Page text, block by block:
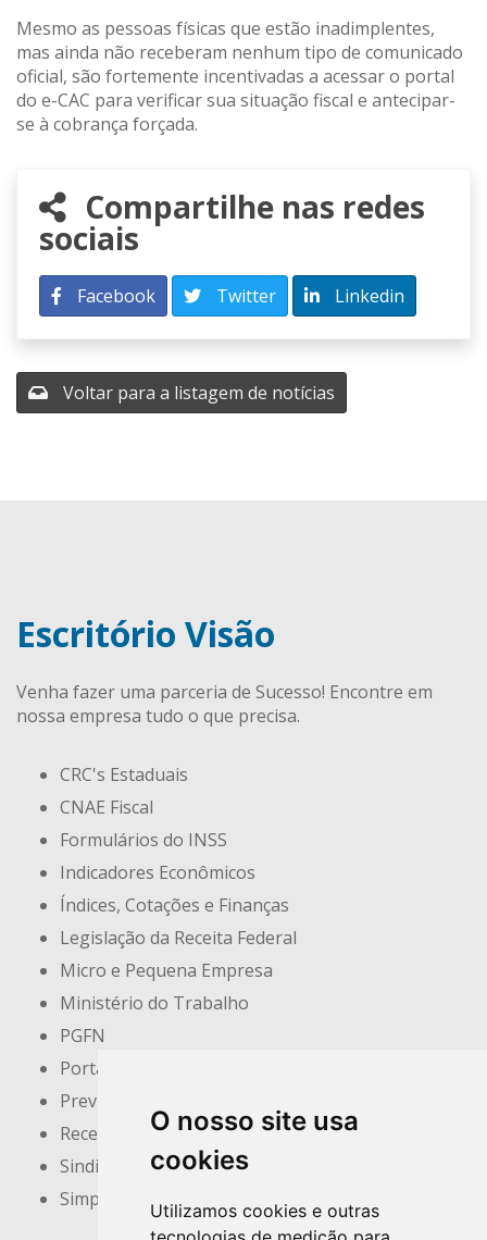
O nosso site usa
cookies
Utilizamos cookies e outras
Mesmo as pessoas físicas que estão inadimplentes,
mas ainda não receberam nenhum tipo de comunicado
oficial, são fortemente incentivadas a acessar o portal
do e-CAC para verificar sua situação fiscal e antecipar-
se à cobrança forçada.
Compartilhe nas redes
sociais
Facebook Twitter Linkedin
Voltar para a listagem de notícias
Escritório Visão
Venha fazer uma parceria de Sucesso! Encontre em
nossa empresa tudo o que precisa.
CRC's Estaduais
CNAE Fiscal
Formulários do INSS
Indicadores Econômicos
Índices, Cotações e Finanças
Legislação da Receita Federal
Micro e Pequena Empresa
Ministério do Trabalho
PGFN
Portal do Empreendedor
Previdência Social
Receita Federal
Sindicatos e Associações
Simples Nacional